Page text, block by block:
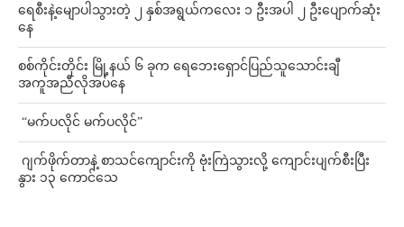
ရေစီးနဲ့မျောပါသွားတဲ့ ၂ နှစ်အရွယ်ကလေး ၁ ဦးအပါ ၂ ဦးပျောက်ဆုံး
နေ
စစ်ကိုင်းတိုင်း မြို့နယ် ၆ ခုက ရေဘေးရှောင်ပြည်သူသောင်းချီ
အကူအညီလိုအပ်နေ
⁨ ⁨“မက်ပလိုင် မက်ပလိုင်”
⁨⁩ ⁨ဂျက်ဖိုက်တာနဲ့ စာသင်ကျောင်းကို ဗုံးကြဲသွားလို့ ကျောင်းပျက်စီးပြီး
နွား ၁၃ ကောင်သေ